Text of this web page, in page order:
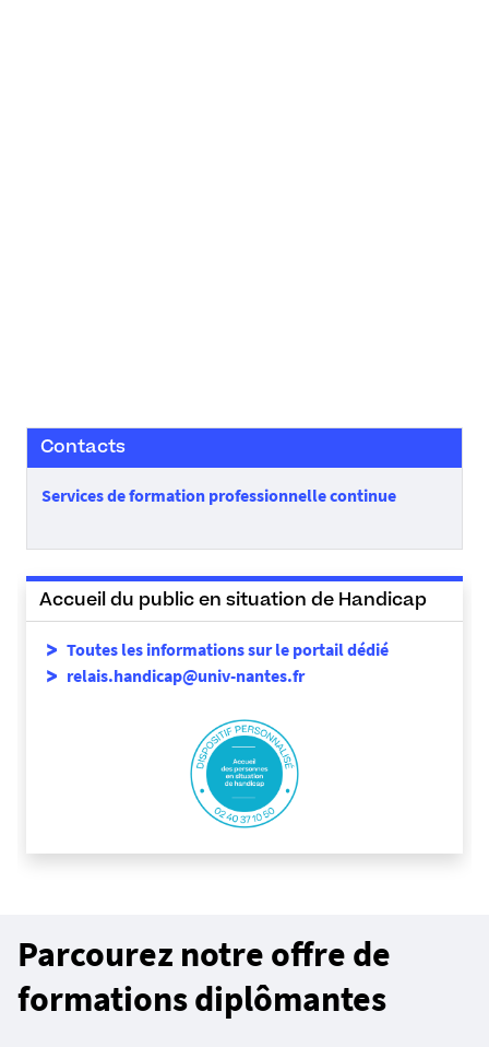
Contacts
Services de formation professionnelle continue
Accueil du public en situation de Handicap
Toutes les informations sur le portail dédié
relais.handicap@univ-nantes.fr
Parcourez notre offre de
formations diplômantes